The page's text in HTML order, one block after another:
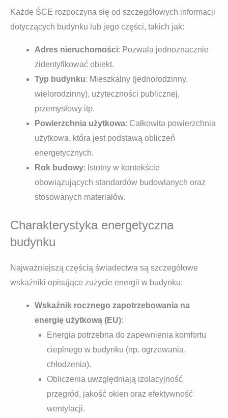
Każde ŚCE rozpoczyna się od szczegółowych informacji
dotyczących budynku lub jego części, takich jak:
Adres nieruchomości: Pozwala jednoznacznie
zidentyfikować obiekt.
Typ budynku: Mieszkalny (jednorodzinny,
wielorodzinny), użyteczności publicznej,
przemysłowy itp.
Powierzchnia użytkowa: Całkowita powierzchnia
użytkowa, która jest podstawą obliczeń
energetycznych.
Rok budowy: Istotny w kontekście
obowiązujących standardów budowlanych oraz
stosowanych materiałów.
Charakterystyka energetyczna
budynku
Najważniejszą częścią świadectwa są szczegółowe
wskaźniki opisujące zużycie energii w budynku:
Wskaźnik rocznego zapotrzebowania na
energię użytkową (EU):
Energia potrzebna do zapewnienia komfortu
cieplnego w budynku (np. ogrzewania,
chłodzenia).
Obliczenia uwzględniają izolacyjność
przegród, jakość okien oraz efektywność
wentylacji.